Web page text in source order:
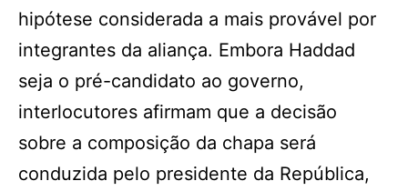
hipótese considerada a mais provável por
integrantes da aliança. Embora Haddad
seja o pré-candidato ao governo,
interlocutores afirmam que a decisão
sobre a composição da chapa será
conduzida pelo presidente da República,